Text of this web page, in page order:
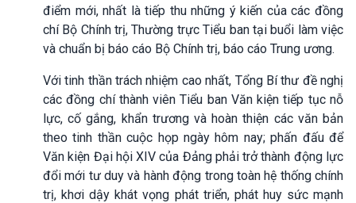
điểm mới, nhất là tiếp thu những ý kiến của các đồng
chí Bộ Chính trị, Thường trực Tiểu ban tại buổi làm việc
và chuẩn bị báo cáo Bộ Chính trị, báo cáo Trung ương.
Với tinh thần trách nhiệm cao nhất, Tổng Bí thư đề nghị
các đồng chí thành viên Tiểu ban Văn kiện tiếp tục nỗ
lực, cố gắng, khẩn trương và hoàn thiện các văn bản
theo tinh thần cuộc họp ngày hôm nay; phấn đấu để
Văn kiện Đại hội XIV của Đảng phải trở thành động lực
đổi mới tư duy và hành động trong toàn hệ thống chính
trị, khơi dậy khát vọng phát triển, phát huy sức mạnh